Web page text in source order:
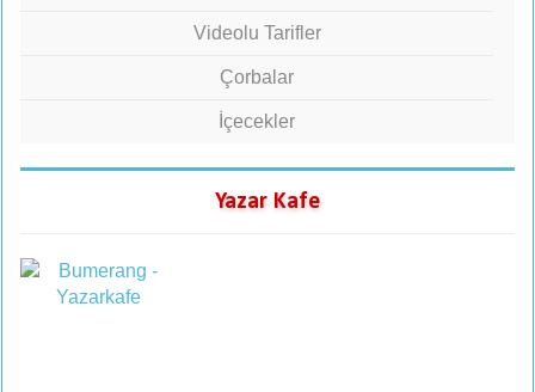
Videolu Tarifler
Çorbalar
İçecekler
Yazar Kafe